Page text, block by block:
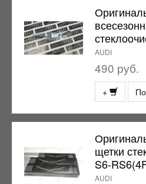
AUDI
490 руб.
+
щетки
S6-
AUDI